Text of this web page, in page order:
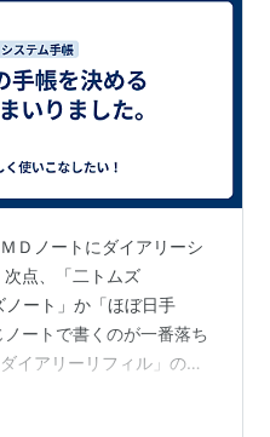
Ｄノートにダイアリーシ
点、「二トムズ
ート」か「ほぼ日手
ートで書くのが一番落ち
イアリーリフィル」の形
ております(^_^;) なんか、